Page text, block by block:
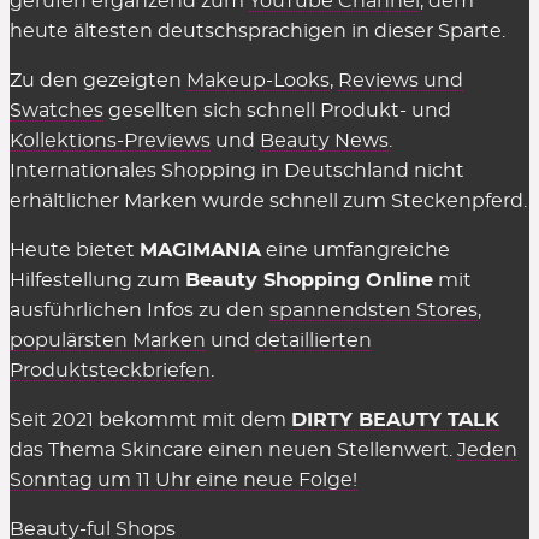
in den Shops selbst muss man nichts dafür
genannte Einschränkungen wie der
Mindestbestellwert oder shop-individuelle
Ausnahmen.
Wir können die Übersicht anbieten und täglich
vermittelte Verkäufe eine Provision zahlen,
insofern einige Kriterien eingehalten werden.
Diese Kosten sind Teil des üblichen Marketing-
Budgets und werden nicht auf den Preis
aufgeschlagen (Stichwort: Affiliate-Marketing).
Gelten Rabattcodes für alles in den
Beauty Shops?
Fast.Gutscheinkarten, Bücher, Magazine sowie
heute ältesten deutschsprachigen in dieser Sparte.
Zu den gezeigten Makeup-Looks, Reviews und
Swatches gesellten sich schnell Produkt- und
Kollektions-Previews und Beauty News.
Internationales Shopping in Deutschland nicht
erhältlicher Marken wurde schnell zum Steckenpferd.
Heute bietet MAGIMANIAeine umfangreiche
Hilfestellung zum Beauty Shopping Online mit
ausführlichen Infos zu den spannendsten Stores,
populärsten Marken und detaillierten
Produktsteckbriefen.
Seit 2021 bekommt mit dem DIRTY BEAUTY TALK
das Thema Skincare einen neuen Stellenwert. Jeden
Sonntag um 11 Uhr eine neue Folge!
Beauty-ful Shops